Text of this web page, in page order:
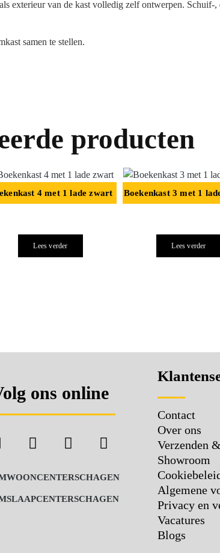
exterieur van de kast volledig zelf ontwerpen. Schuif-
samen te stellen.
producten
4 met 1 lade zwart
Lees verder
Boekenkast 3 met 1
Lees verder
ons online
Contact
Over ons
Verzenden
Showroom
Algemene
Privacy en
Vacatures
Blogs